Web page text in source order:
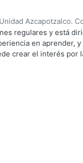
Azcapotzalco.
BRAMBILA, SILVIA
regulares y está
en aprender, y
crear el interés por